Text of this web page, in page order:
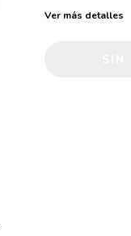
Ver más detalles